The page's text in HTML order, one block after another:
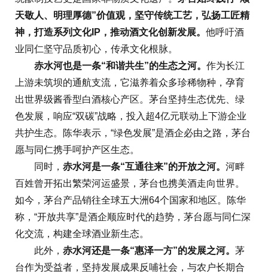
天敬人、明理厚德”价值观，坚守传统工艺，弘扬工匠精
神，打造系列文化IP，推动酒文化创新发展。 他呼吁酒
业同仁坚守品质初心，传承文化根脉。
赤水河也是一条“和谐共生”的生态之河。 作为长江
上游未筑坝的通航支流，它滋养着众多珍稀物种，孕育
出世界级酱香型白酒核心产区。茅台坚持生态优先、绿
色发展，响应“双碳”战略，投入超4亿元联动上下游企业
共护生态。陈华表示，“绿色发展”是酒企必由之路，茅台
愿与同仁携手呵护产区生态。
同时， 赤水河是一条“互通往来”的开放之河。 河畔
百姓曾开拓出繁荣河运盛景，茅台也携美酒走向世界。
如今，茅台产品销往全球五大洲64个国家和地区。陈华
称，“开放共享”是酒企顺应时代的趋势，茅台愿与同仁深
化交流，构建全球酒业新生态。
此外， 赤水河还是一条“惠泽一方”的发展之河。 茅
台作为受益者，坚持发展成果反哺社会，与农户长期合